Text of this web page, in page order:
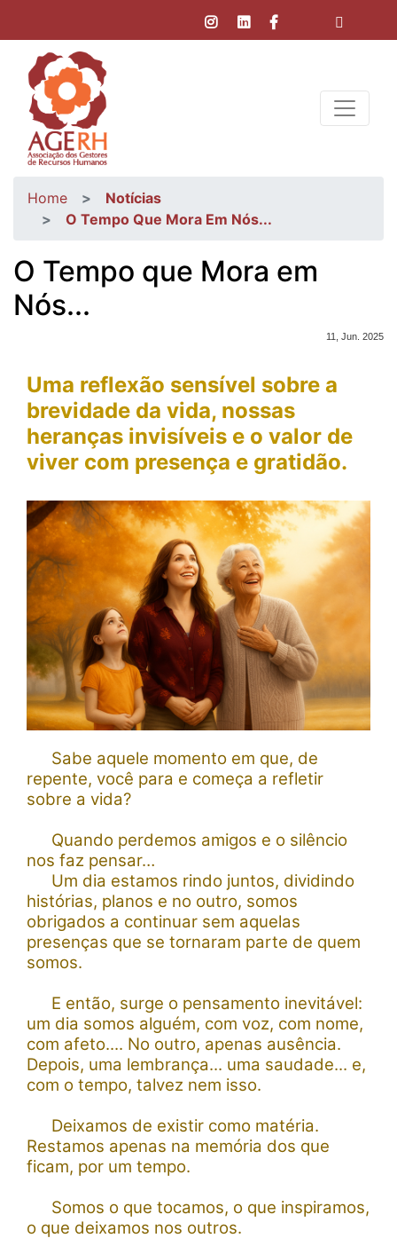
Home
Notícias
O Tempo Que Mora Em Nós...
O Tempo que Mora em
Nós...
11, Jun. 2025
Uma reflexão sensível sobre a
brevidade da vida, nossas
heranças invisíveis e o valor de
viver com presença e gratidão.
Sabe aquele momento em que, de
repente, você para e começa a refletir
sobre a vida?
Quando perdemos amigos e o silêncio
nos faz pensar…
Um dia estamos rindo juntos, dividindo
histórias, planos e no outro, somos
obrigados a continuar sem aquelas
presenças que se tornaram parte de quem
somos.
E então, surge o pensamento inevitável:
um dia somos alguém, com voz, com nome,
com afeto.... No outro, apenas ausência.
Depois, uma lembrança... uma saudade... e,
com o tempo, talvez nem isso.
Deixamos de existir como matéria.
Restamos apenas na memória dos que
ficam, por um tempo.
Somos o que tocamos, o que inspiramos,
o que deixamos nos outros.